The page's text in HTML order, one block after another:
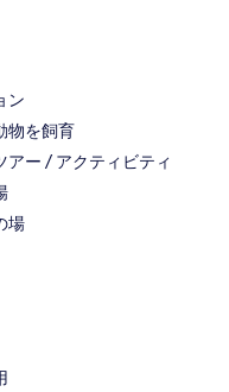
ン
物を飼育
ー / アクティビティ
場